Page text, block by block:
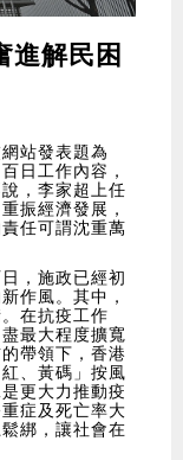
進解民困
站發表題為
日工作內容，
，李家超上任
振經濟發展，
任可謂沈重萬
，施政已經初
作風。其中，
在抗疫工作
最大程度擴寬
帶領下，香港
、黃碼」按風
更大力推動疫
症及死亡率大
綁，讓社會在